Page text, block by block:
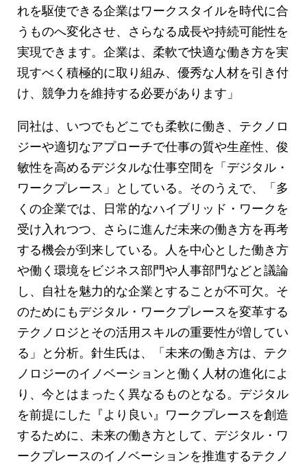
れを駆使できる企業はワークスタイルを時代に合
うものへ変化させ、さらなる成長や持続可能性を
実現できます。企業は、柔軟で快適な働き方を実
現すべく積極的に取り組み、優秀な人材を引き付
け、競争力を維持する必要があります」
同社は、いつでもどこでも柔軟に働き、テクノロ
ジーや適切なアプローチで仕事の質や生産性、俊
敏性を高めるデジタルな仕事空間を「デジタル・
ワークプレース」としている。そのうえで、「多
くの企業では、日常的なハイブリッド・ワークを
受け入れつつ、さらに進んだ未来の働き方を再考
する機会が到来している。人を中心とした働き方
や働く環境をビジネス部門や人事部門などと議論
し、自社を魅力的な企業とすることが不可欠。そ
のためにもデジタル・ワークプレースを変革する
テクノロジとその活用スキルの重要性が増してい
る」と分析。針生氏は、「未来の働き方は、テク
ノロジーのイノベーションと働く人材の進化によ
り、今とはまったく異なるものとなる。デジタル
を前提にした『より良い』ワークプレースを創造
するために、未来の働き方として、デジタル・ワ
ークプレースのイノベーションを推進するテクノ